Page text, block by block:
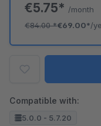
€5.75* /month
€84.00*€69.00*/
Compatible with:
5.0.0 - 5.7.20